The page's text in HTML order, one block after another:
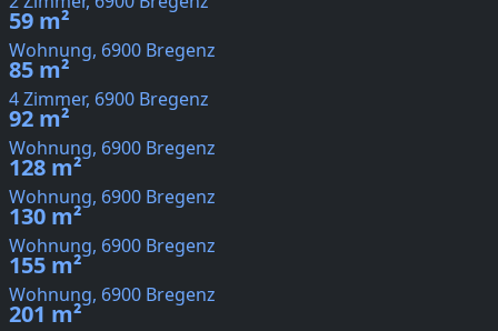
59 m²
Wohnung, 6900 Bregenz
85 m²
4 Zimmer, 6900 Bregenz
92 m²
Wohnung, 6900 Bregenz
128 m²
Wohnung, 6900 Bregenz
130 m²
Wohnung, 6900 Bregenz
155 m²
Wohnung, 6900 Bregenz
201 m²